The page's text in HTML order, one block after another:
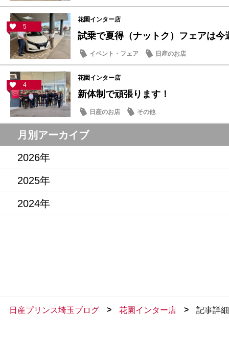
5
花園インター店
試乗で夏得（ナットク）フェアは今
イベント・フェア 日産のお店
4
花園インター店
新体制で頑張ります！
日産のお店 その他
月別アーカイブ
2026年
2025年
2024年
日産プリンス埼玉ブログ > 花園インター店 > 記事詳細